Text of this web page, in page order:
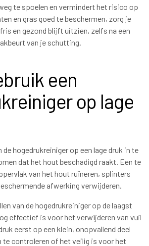
te spoelen en vermindert het risico op
en gras goed te beschermen, zorg je
en gezond blijft uitzien, zelfs na een
van je schutting.
een
op lage
hogedrukreiniger op een lage druk in te
dat het hout beschadigd raakt. Een te
van het hout ruïneren, splinters
afwerking verwijderen.
van de hogedrukreiniger op de laagst
effectief is voor het verwijderen van vuil
eerst op een klein, onopvallend deel
te controleren of het veilig is voor het